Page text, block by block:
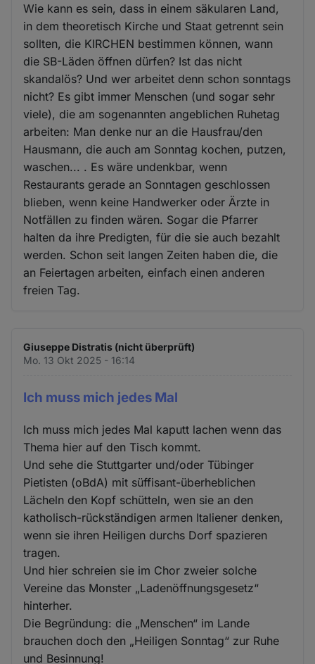
Wie kann es sein, dass in einem säkularen Land,
in dem theoretisch Kirche und Staat getrennt sein
sollten, die KIRCHEN bestimmen können, wann
die SB-Läden öffnen dürfen? Ist das nicht
skandalös? Und wer arbeitet denn schon sonntags
nicht? Es gibt immer Menschen (und sogar sehr
viele), die am sogenannten angeblichen Ruhetag
arbeiten: Man denke nur an die Hausfrau/den
Hausmann, die auch am Sonntag kochen, putzen,
waschen... . Es wäre undenkbar, wenn
Restaurants gerade an Sonntagen geschlossen
blieben, wenn keine Handwerker oder Ärzte in
Notfällen zu finden wären. Sogar die Pfarrer
halten da ihre Predigten, für die sie auch bezahlt
werden. Schon seit langen Zeiten haben die, die
an Feiertagen arbeiten, einfach einen anderen
freien Tag.
Giuseppe Distratis (nicht überprüft)
Mo. 13 Okt 2025 - 16:14
Ich muss mich jedes Mal
Ich muss mich jedes Mal kaputt lachen wenn das
Thema hier auf den Tisch kommt.
Und sehe die Stuttgarter und/oder Tübinger
Pietisten (oBdA) mit süffisant-überheblichen
Lächeln den Kopf schütteln, wen sie an den
katholisch-rückständigen armen Italiener denken,
wenn sie ihren Heiligen durchs Dorf spazieren
tragen.
Und hier schreien sie im Chor zweier solche
Vereine das Monster „Ladenöffnungsgesetz“
hinterher.
Die Begründung: die „Menschen“ im Lande
brauchen doch den „Heiligen Sonntag“ zur Ruhe
und Besinnung!